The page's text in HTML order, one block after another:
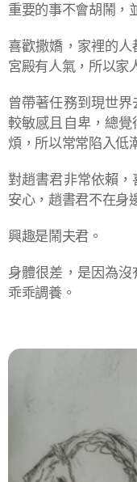
重要的事不會胡鬧，
喜歡撒嬌，家裡的
宮殿有人氣，所以家
曾帶著任務到現世
較敏感且自卑，總
煩，所以常常陷入低
對趙書君非常依賴，
安心，趙書君不在身
興趣是鬧夫君。
身體很差，是因為
乖乖調養。